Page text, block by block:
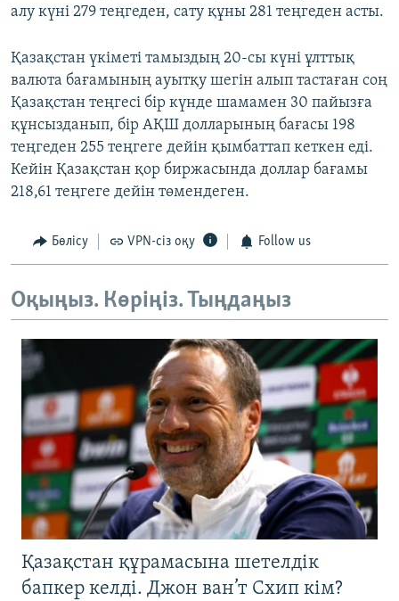
алу күні 279 теңгеден, сату құны 281 теңгеден асты.
Қазақстан үкіметі тамыздың 20-сы күні ұлттық
валюта бағамының ауытқу шегін алып тастаған соң
Қазақстан теңгесі бір күнде шамамен 30 пайызға
құнсызданып, бір АҚШ долларының бағасы 198
теңгеден 255 теңгеге дейін қымбаттап кеткен еді.
Кейін Қазақстан қор биржасында доллар бағамы
218,61 теңгеге дейін төмендеген.
Бөлісу VPN-сіз оқу Follow us
Оқыңыз. Көріңіз. Тыңдаңыз
Қазақстан құрамасына шетелдік
бапкер келді. Джон ван’т Схип кім?